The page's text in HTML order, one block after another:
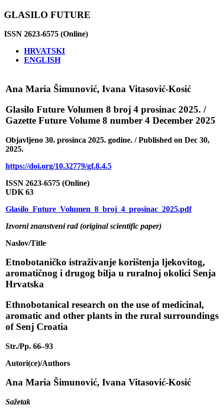
GLASILO FUTURE
ISSN 2623-6575 (Online)
HRVATSKI
ENGLISH
Ana Maria Šimunović, Ivana Vitasović-Kosić
Glasilo Future Volumen 8 broj 4 prosinac 2025. /
Gazette Future Volume 8 number 4 December 2025
Objavljeno 30. prosinca 2025. godine. / Published on Dec 30,
2025.
https://doi.org/10.32779/gf.8.4.5
ISSN 2623-6575 (Online)
UDK 63
Glasilo_Future_Volumen_8_broj_4_prosinac_2025.pdf
Izvorni znanstveni rad (original scientific paper)
Naslov/Title
Etnobotaničko istraživanje korištenja ljekovitog,
aromatičnog i drugog bilja u ruralnoj okolici Senja
Hrvatska
Ethnobotanical research on the use of medicinal,
aromatic and other plants in the rural surroundings
of Senj Croatia
Str./Pp. 66–93
Autori(ce)/Authors
Ana Maria Šimunović, Ivana Vitasović-Kosić
Sažetak